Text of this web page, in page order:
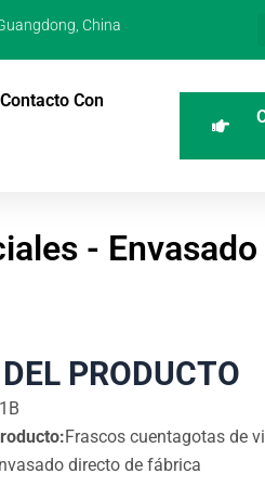
China
Con
-
PRODUCTO
Frascos cuentagotas de
directo de fábrica